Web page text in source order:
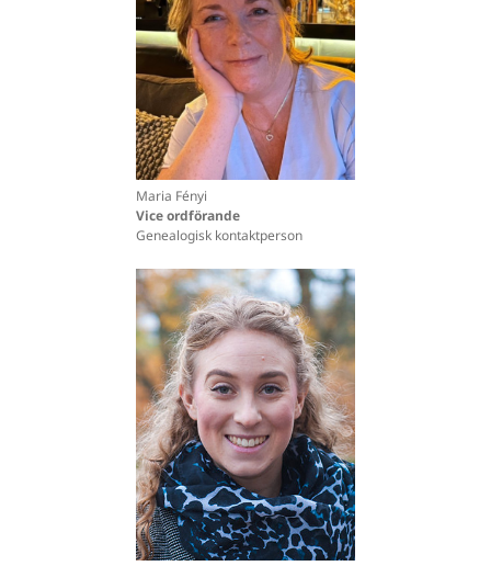
Maria Fényi
Vice ordförande
Genealogisk kontaktperson